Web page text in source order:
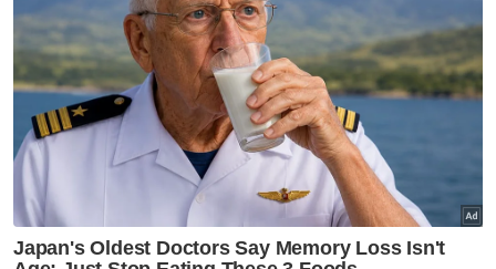
pula berkait isu pelesenan dan kesemua ini
menunjukan terlalu banyak tindanan kuasa
sehingga ia memberi ruang kepada sindiket
judi untuk mengambil tempat dan peluang
bagi menawarkan suapan," katanya pada
Wacana Sinar ke-186 bertajuk Isu judi: Fitnah
atau Realiti? yang disiarkan secara langsung
di Kompleks Kumpulan Media Karangkraf di
sini malam tadi.